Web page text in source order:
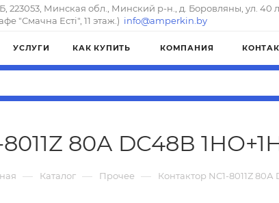
223053, Минская обл., Минский р-н., д. Боровляны, ул. 40
"Смачна Естi", 11 этаж.) info@amperkin.by
УСЛУГИ КАК КУПИТЬ КОМПАНИЯ
80А DC48В
— Каталог — Прочее — Контактор NC1-8011Z